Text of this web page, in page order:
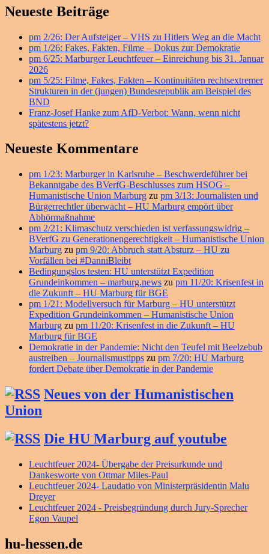
Primärer
Widget-
Bereich
Neueste Beiträge
pm 2/26: Der Aufsteiger – VHS zu Hitlers Weg an die Macht
pm 1/26: Fakes, Fakten, Filme – Dokus zur Demokratie
pm 6/25: Marburger Leuchtfeuer – Einreichung bis 31. Januar
2026
pm 5/25: Filme, Fakes, Fakten – Kontinuitäten rechtsextremer
Strukturen in der (jungen) Bundesrepublik am Beispiel des
BND
Franz-Josef Hanke zum AfD-Verbot: Wann, wenn nicht
spätestens jetzt?
Neueste Kommentare
pm 1/23: Marburger in Karlsruhe – Beschwerdeführer bei
Bekanntgabe des BVerfG-Beschlusses zum HSOG –
Humanistische Union Marburg zu pm 3/13: Journalisten und
Bürgerrechtler überwacht – HU Marburg empört über
Abhörmaßnahme
pm 2/21: Klimaschutz verschieden ist verfassungswidrig –
BVerfG zu Generationengerechtigkeit – Humanistische Union
Marburg zu pm 9/20: Abbruch statt Absturz – HU zu
Vorfällen bei #DanniBleibt
Bedingungslos testen: HU unterstützt Expedition
Grundeinkommen – marburg.news zu pm 11/20: Krisenfest in
die Zukunft – HU Marburg für BGE
pm 1/21: Modellversuch für Marburg – HU unterstützt
Expedition Grundeinkommen – Humanistische Union
Marburg zu pm 11/20: Krisenfest in die Zukunft – HU
Marburg für BGE
Demokratie in der Pandemie: Nicht den Teufel mit Beelzebub
austreiben – Journalismustipps zu pm 7/20: HU Marburg
fordert Debate über Demokratie in der Pandemie
Neues von der Humanistischen
Union
Die HU Marburg auf youtube
Leuchtfeuer 2024- Übergabe der Preisurkunde und
Dankesworte von Ottmar Miles-Paul
Leuchtfeuer 2024- Laudatio von Ministerpräsidentin Malu
Dreyer
Leuchtfeuer 2024 - Preisbegründung durch Jury-Sprecher
Egon Vaupel
hu-hessen.de